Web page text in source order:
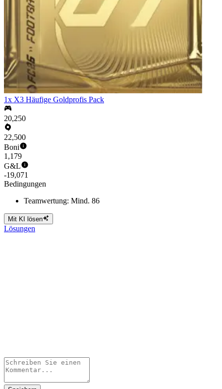
1x X3 Häufige Goldprofis Pack
20,250
22,500
Boni
1,179
G&L
-19,071
Bedingungen
Teamwertung: Mind. 86
Mit KI lösen
Lösungen